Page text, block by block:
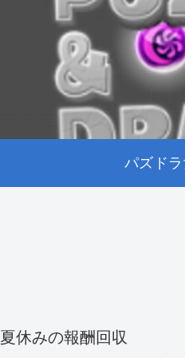
パズド
夏休みの報酬回収